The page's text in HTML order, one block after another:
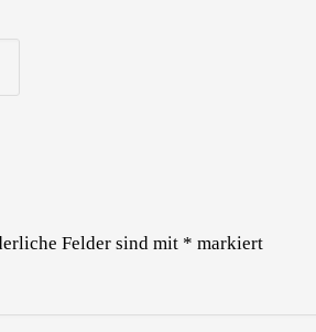
Felder sind mit * markiert